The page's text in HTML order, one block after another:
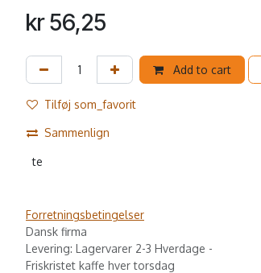
kr56,25
Add to cart
Tilføj som_favorit
Sammenlign
te
Forretningsbetingelser
Dansk firma
Levering: Lagervarer 2-3 Hverdage -
Friskristet kaffe hver torsdag